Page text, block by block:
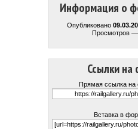
Информация о
Опубликовано
Просмотров —
Ссылки на
Прямая ссылка на
Вставка в